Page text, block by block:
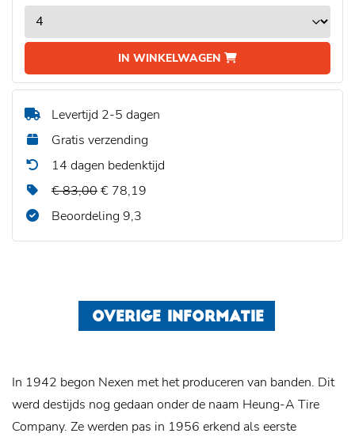
IN WINKELWAGEN
Levertijd 2-5 dagen
Gratis verzending
14 dagen bedenktijd
€ 83,00€ 78,19
Beoordeling 9,3
OVERIGE INFORMATIE
In 1942 begon Nexen met het produceren van banden. Dit
werd destijds nog gedaan onder de naam Heung-A Tire
Company. Ze werden pas in 1956 erkend als eerste